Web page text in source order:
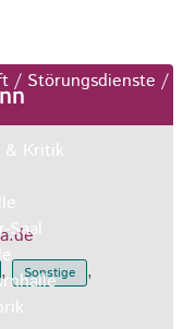
/ Störungsdienste /
& Kritik
Saal
, Sonstige ,